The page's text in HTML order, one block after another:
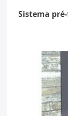
Sistema